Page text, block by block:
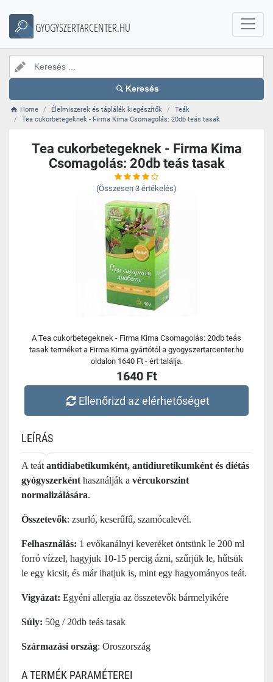
GYOGYSZERTARCENTER.HU
Keresés
Home Élelmiszerek és táplálék kiegészítők
Teák
Tea cukorbetegeknek - Firma Kima Csomagolás: 20db teás tasak
Tea cukorbetegeknek - Firma Kima
Csomagolás: 20db teás tasak
(Összesen 3 értékelés)
A Tea cukorbetegeknek - Firma Kima Csomagolás: 20db teás
tasak terméket a Firma Kima gyártótól a gyogyszertarcenter.hu
oldalon 1640 Ft - ért találja.
1640 Ft
Ellenőrizd az elérhetőséget
LEÍRÁS
A teát antidiabetikumként, antidiuretikumként és diétás
gyógyszerként használják a vércukorszint
normalizálására.
Összetevők: zsurló, keserűfű, szamócalevél.
Felhasználás: 1 evőkanálnyi keveréket öntsünk le 200 ml
forró vízzel, hagyjuk 10-15 percig ázni, szűrjük le, hűtsük
le egy kicsit, és már ihatjuk is, mint egy hagyományos teát.
Vigyázat: Egyéni allergia az összetevők bármelyikére
Súly: 50g / 20db teás tasak
Származási ország: Oroszország
A TERMÉK PARAMÉTEREI